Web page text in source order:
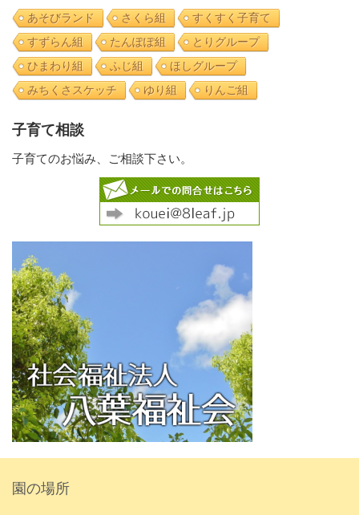
あそびランド さくら組
すくすく子育て
すずらん組
たんぽぽ組
とりグループ
ひまわり組
ふじ組
ほしグループ
みちくさスケッチ
ゆり組 りんご組
子育て相談
子育てのお悩み、ご相談下さい。
園の場所